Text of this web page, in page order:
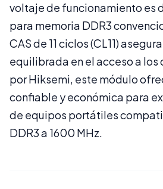
voltaje de funcionamiento es
para memoria DDR3
CAS de 11 ciclos (CL11)
equilibrada en el acceso a
por Hiksemi, este módulo
confiable y económica para
de equipos portátiles
DDR3 a 1600 MHz.